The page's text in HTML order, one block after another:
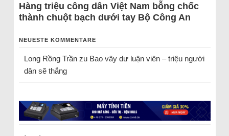
Hàng triệu công dân Việt Nam bỗng chốc
thành chuột bạch dưới tay Bộ Công An
NEUESTE KOMMENTARE
Long Rồng Trầnzu Bao vây dư luận viên – triệu người
dân sẽ thắng